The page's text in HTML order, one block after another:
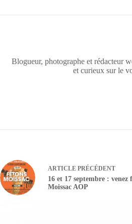
Blogueur, photographe et rédacteur
et curieux sur le
ARTICLE PRÉCÉDENT
16 et 17 septembre : venez
Moissac AOP